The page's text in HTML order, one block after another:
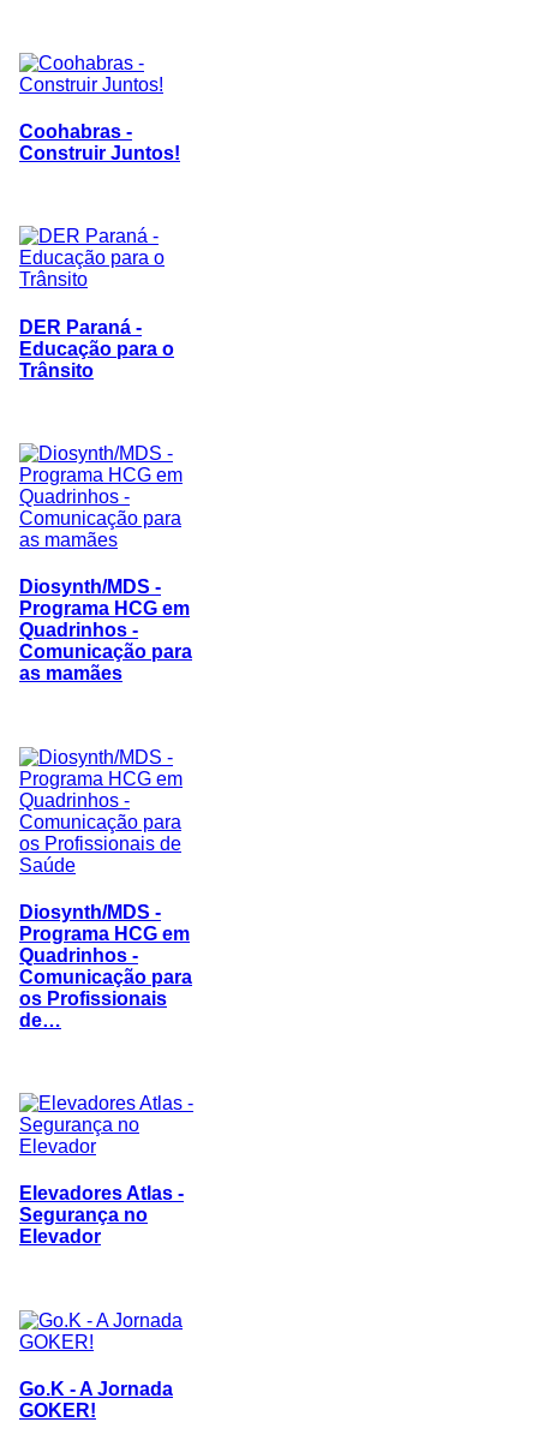
Coohabras -
Construir Juntos!
DER Paraná -
Educação para o
Trânsito
Diosynth/MDS -
Programa HCG em
Quadrinhos -
Comunicação para
as mamães
Diosynth/MDS -
Programa HCG em
Quadrinhos -
Comunicação para
os Profissionais
de…
Elevadores Atlas -
Segurança no
Elevador
Go.K - A Jornada
GOKER!